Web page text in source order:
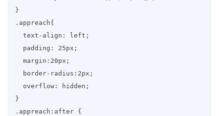
}
.appreach{
  text-align: left;
  margin:20px;
}
.appreach:after {